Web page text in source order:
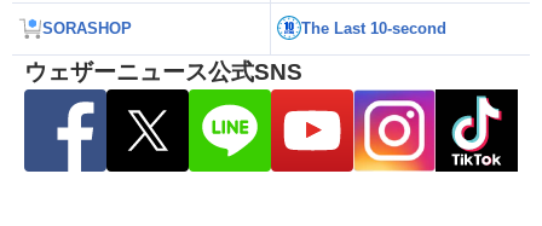
SORASHOP The Last 10-second
ウェザーニュース公式SNS